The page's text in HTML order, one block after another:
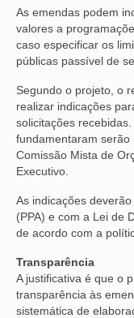
NOTÍCIAS
BOLETIM
VÍDEOS
CONVÊNIOS
SINDICALIZE-SE
JURÍDICO
NÚCLEOS
AGENTES
As emendas podem
valores a
caso especificar os
públicas passível de
Segundo o projeto, o
realizar indicações
solicitações
fundamentaram serão
Comissão Mista de
Executivo.
As indicações
(PPA) e com a Lei de
de acordo com a
Transparência
A justificativa é que o
transparência às
sistemática de